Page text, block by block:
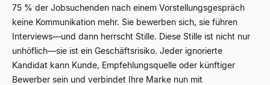
75 % der Jobsuchenden nach einem Vorstellungsgespräch
keine Kommunikation mehr. Sie bewerben sich, sie führen
Interviews—und dann herrscht Stille. Diese Stille ist nicht nur
unhöflich—sie ist ein Geschäftsrisiko. Jeder ignorierte
Kandidat kann Kunde, Empfehlungsquelle oder künftiger
Bewerber sein und verbindet Ihre Marke nun mit